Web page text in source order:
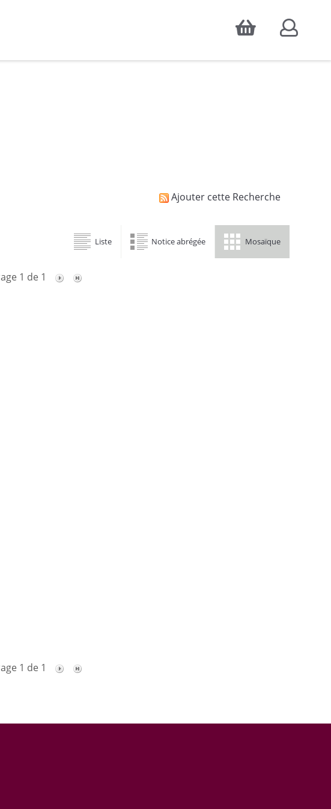
Accepter
fins de statistiques d'audience, ainsi que pour
Ajouter cette Recherche
Liste Notice abrégée Mosaïque
1 de 1
1 de 1